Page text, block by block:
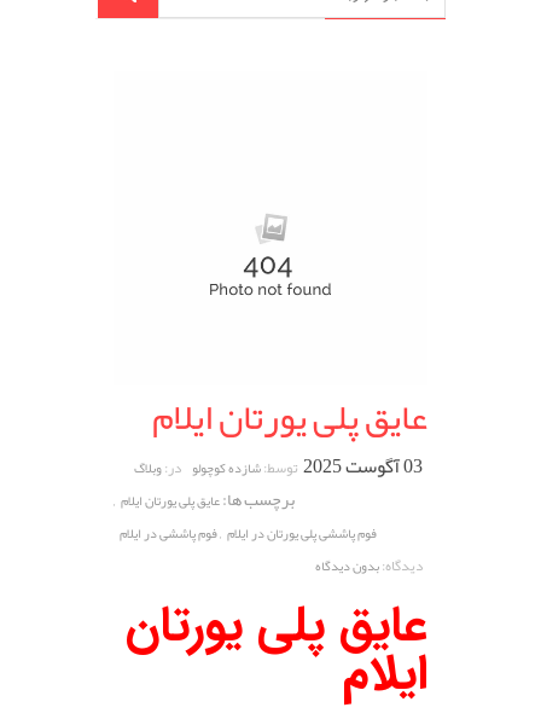
عایق پلی یورتان ایلام
03 آگوست 2025 توسط:شازده کوچولو در:وبلاگ
برچسب ها:عایق پلی یورتان ایلام ,
فوم پاششی پلی یورتان در ایلام ,فوم پاششی در ایلام
دیدگاه:بدون دیدگاه
عایق پلی یورتان
ایلام